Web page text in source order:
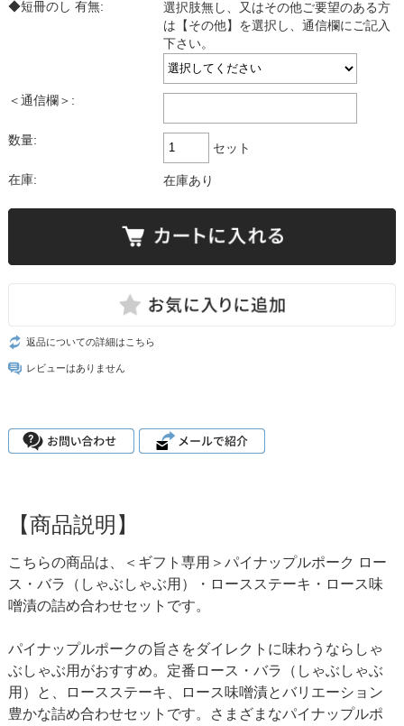
◆短冊のし 有無:
選択肢無し、又はその他ご要望のある方
は【その他】を選択し、通信欄にご記入
下さい。
＜通信欄＞:
数量:
セット
在庫: 在庫あり
返品についての詳細はこちら
レビューはありません
【商品説明】
こちらの商品は、＜ギフト専用＞パイナップルポーク ロー
ス・バラ（しゃぶしゃぶ用）・ロースステーキ・ロース味
噌漬の詰め合わせセットです。
パイナップルポークの旨さをダイレクトに味わうならしゃ
ぶしゃぶ用がおすすめ。定番ロース・バラ（しゃぶしゃぶ
用）と、ロースステーキ、ロース味噌漬とバリエーション
豊かな詰め合わせセットです。さまざまなパイナップルポ